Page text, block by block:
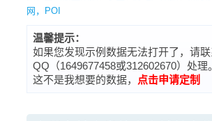
网，POI
温馨提示：
如果您发现示例数据无法打开了，请
QQ（1649677458或312602670）处理。
这不是我想要的数据，
点击申请定制